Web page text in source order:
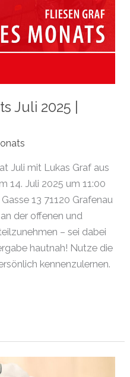
Juli 2025 |
Juli mit Lukas Graf aus
14. Juli 2025 um 11:00
13 71120 Grafenau
der offenen und
– sei dabei
hautnah! Nutze die
kennenzulernen.